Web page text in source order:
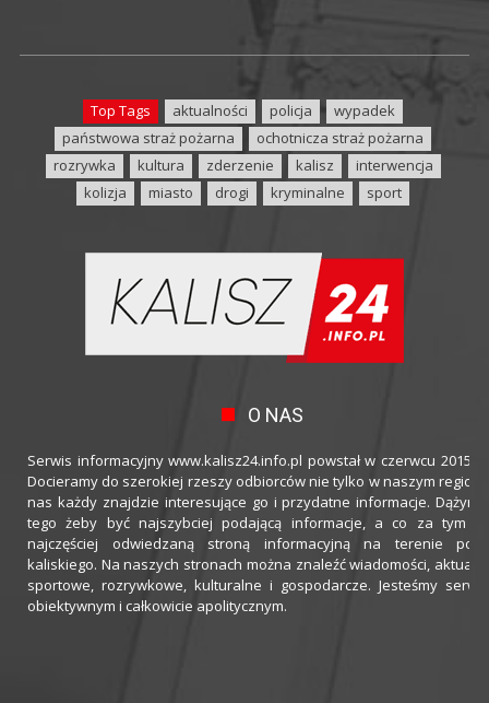
Top Tags aktualności policja
wypadek
państwowa straż pożarna
ochotnicza straż pożarna
rozrywka
kultura zderzenie kalisz
interwencja
kolizja
miasto drogi kryminalne sport
O NAS
Serwis informacyjny www.kalisz24.info.pl powstał w czerwcu 2015
Docieramy do szerokiej rzeszy odbiorców nie tylko w naszym
nas każdy znajdzie interesujące go i przydatne informacje.
tego żeby być najszybciej podającą informacje, a co za tym
najczęściej odwiedzaną stroną informacyjną na terenie
kaliskiego. Na naszych stronach można znaleźć wiadomości,
sportowe, rozrywkowe, kulturalne i gospodarcze. Jesteśmy
obiektywnym i całkowicie apolitycznym.